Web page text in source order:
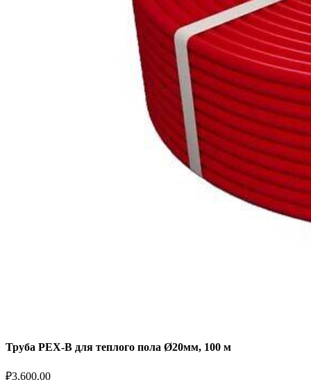
Труба PEX-B для теплого пола Ø20мм, 100 м
₽3,600.00